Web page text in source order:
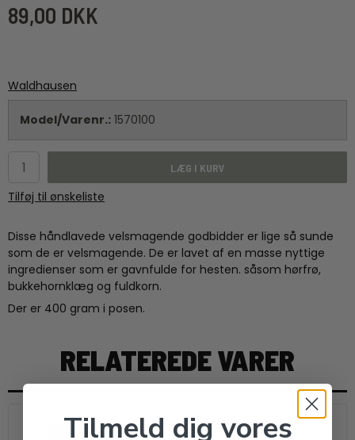
89,00 DKK
Waldhausen
Model/Varenr.: 1570100
LÆG I KURV
Tilføj til ønskeliste
Disse håndlavede velsmagende godbidder er lige så sunde
som de er velsmagende. De er lavet af en masse nyttige
ingredienser som er gavnfulde for hesten. såsom hørfrø,
bukkehornklæg og fuldkorn.
Der er 400 gram i posen.
RELATEREDE VARER
Tilmeld dig vores